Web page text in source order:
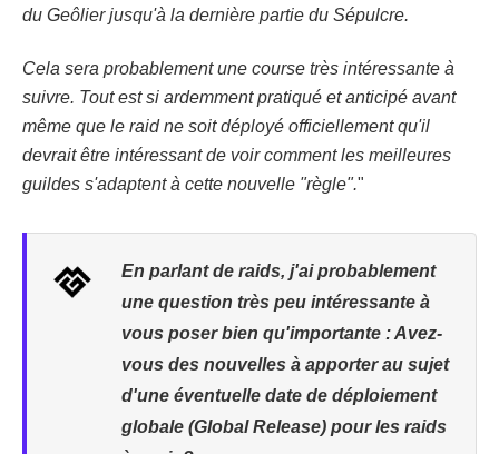
du Geôlier jusqu'à la dernière partie du Sépulcre.
Cela sera probablement une course très intéressante à
suivre. Tout est si ardemment pratiqué et anticipé avant
même que le raid ne soit déployé officiellement qu'il
devrait être intéressant de voir comment les meilleures
guildes s'adaptent à cette nouvelle "règle"."
En parlant de raids, j'ai probablement
une question très peu intéressante à
vous poser bien qu'importante : Avez-
vous des nouvelles à apporter au sujet
d'une éventuelle date de déploiement
globale (Global Release) pour les raids